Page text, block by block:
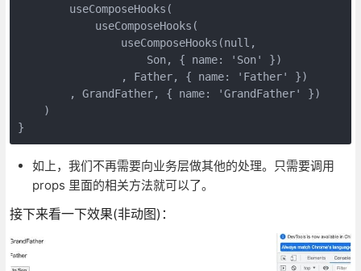
        useComposeHooks(
            useComposeHooks(
                useComposeHooks(null,
                    Son, { name: 'Son' })
                , Father, { name: 'Father' })
        , GrandFather, { name: 'GrandFather' })
    )
如上，我们不再需要向业务层做其他的处理。只需要调用
props 里面的相关方法就可以了。
接下来看一下效果(非动图)：